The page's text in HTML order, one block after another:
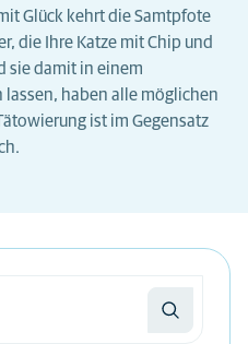
Glück kehrt die Samtpfote
die Ihre Katze mit Chip und
sie damit in einem
haben alle möglichen
ist im Gegensatz